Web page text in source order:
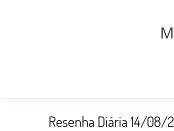
Resenha Diária 14/08/